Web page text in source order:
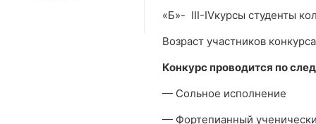
«Б»- III-IVкурсы студенты
Возраст участников
Конкурс проводится по
— Сольное исполнение
— Фортепианный